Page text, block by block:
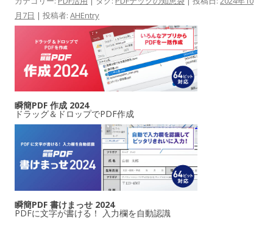
月7日 | 投稿者: AHEntry
瞬簡PDF 作成 2024
ドラッグ＆ドロップでPDF作成
瞬簡PDF 書けまっせ 2024
PDFに文字が書ける！ 入力欄を自動認識